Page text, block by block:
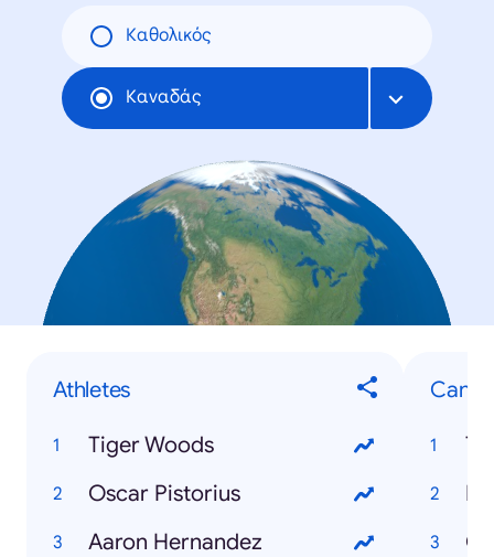
Καθολικός
Καναδάς
Athletes
Tiger Woods
Oscar Pistorius
Aaron Hernandez